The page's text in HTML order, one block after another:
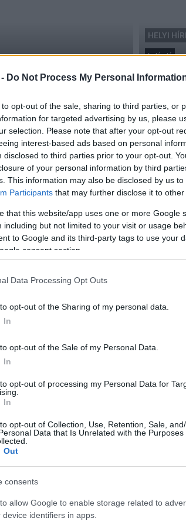
Do Not Process My Personal
to opt-out of the sale, sharing to third parties, or
for targeted advertising by us, please
selection. Please note that after your opt-out
interest-based ads based on personal
disclosed to third parties prior to your opt-out.
of your personal information by third
This information may also be disclosed by us
Participants that may further disclose it to other
that this website/app uses one or more Google
including but not limited to your visit or usage
to Google and its third-party tags to use your
consent section.
Data Processing Opt Outs
opt-out of the Sharing of my personal data.
In
opt-out of the Sale of my Personal Data.
In
opt-out of processing my Personal Data for
In
opt-out of Collection, Use, Retention, Sale,
Data that Is Unrelated with the Purposes
Out
consents
allow Google to enable storage related to
device identifiers in apps.
paksi főzőversenyre
HELYI
halászlé